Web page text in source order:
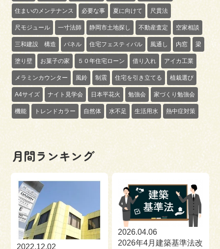
住まいのメンテナンス 必要な事 夏に向けて 尺貫法
尺モジュール 一寸法師 静岡市土地探し 不動産査定 空家相談
三和建設 構造 パネル 住宅フェスティバル 風通し 内窓 梁
塗り壁 お菓子の家 ５０年住宅ローン 借り入れ アイカ工業
メラミンカウンター 風鈴 制震 住宅を引き立てる 植栽選び
A4サイズ ナイト見学会 日本平花火 勉強会 家づくり勉強会
機能 トレンドカラー 自然体 水不足 生活用水 熱中症対策
月間ランキング
2022.12.02
2026.04.06
2026年4月建築基準法改